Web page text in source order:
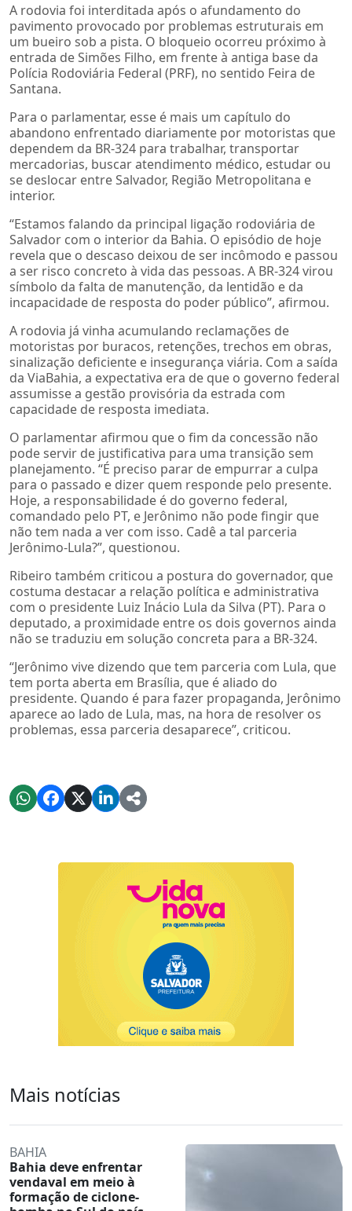
A rodovia foi interditada após o afundamento do
pavimento provocado por problemas estruturais em
um bueiro sob a pista. O bloqueio ocorreu próximo à
entrada de Simões Filho, em frente à antiga base da
Polícia Rodoviária Federal (PRF), no sentido Feira de
Santana.
Para o parlamentar, esse é mais um capítulo do
abandono enfrentado diariamente por motoristas que
dependem da BR-324 para trabalhar, transportar
mercadorias, buscar atendimento médico, estudar ou
se deslocar entre Salvador, Região Metropolitana e
interior.
“Estamos falando da principal ligação rodoviária de
Salvador com o interior da Bahia. O episódio de hoje
revela que o descaso deixou de ser incômodo e passou
a ser risco concreto à vida das pessoas. A BR-324 virou
símbolo da falta de manutenção, da lentidão e da
incapacidade de resposta do poder público”, afirmou.
A rodovia já vinha acumulando reclamações de
motoristas por buracos, retenções, trechos em obras,
sinalização deficiente e insegurança viária. Com a saída
da ViaBahia, a expectativa era de que o governo federal
assumisse a gestão provisória da estrada com
capacidade de resposta imediata.
O parlamentar afirmou que o fim da concessão não
pode servir de justificativa para uma transição sem
planejamento. “É preciso parar de empurrar a culpa
para o passado e dizer quem responde pelo presente.
Hoje, a responsabilidade é do governo federal,
comandado pelo PT, e Jerônimo não pode fingir que
não tem nada a ver com isso. Cadê a tal parceria
Jerônimo-Lula?”, questionou.
Ribeiro também criticou a postura do governador, que
costuma destacar a relação política e administrativa
com o presidente Luiz Inácio Lula da Silva (PT). Para o
deputado, a proximidade entre os dois governos ainda
não se traduziu em solução concreta para a BR-324.
“Jerônimo vive dizendo que tem parceria com Lula, que
tem porta aberta em Brasília, que é aliado do
presidente. Quando é para fazer propaganda, Jerônimo
aparece ao lado de Lula, mas, na hora de resolver os
problemas, essa parceria desaparece”, criticou.
Mais notícias
BAHIA
Bahia deve enfrentar
vendaval em meio à
formação de ciclone-